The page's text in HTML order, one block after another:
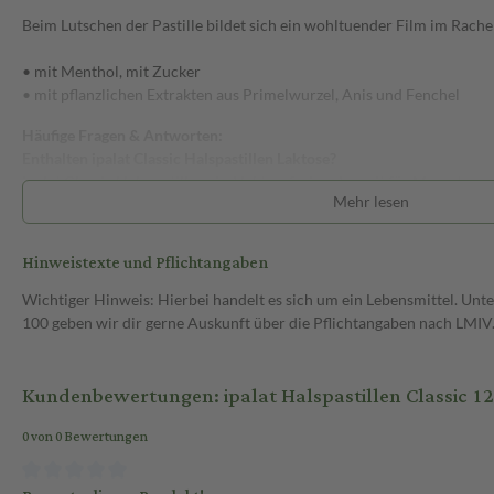
Beim Lutschen der Pastille bildet sich ein wohltuender Film im
• mit Menthol, mit Zucker
• mit pflanzlichen Extrakten aus Primelwurzel, Anis und Fenchel
ipalat Classic Halspastillen sind laktosefrei und somit für Menschen
ipalat Classic Halspastillen sind glutenfrei und somit für Menschen
Zöliakie geeignet.
Können ipalat Classic Halspastillen in der Schwangerschaft oder
werden?
Mehr lesen
Hinweistexte und Pflichtangaben
Wichtiger Hinweis: Hierbei handelt es sich um ein Lebensmittel.
100 geben wir dir gerne Auskunft über die Pflichtangaben nach LMIV.
Kundenbewertungen: ipalat Halspastillen Classic
0 von 0 Bewertungen